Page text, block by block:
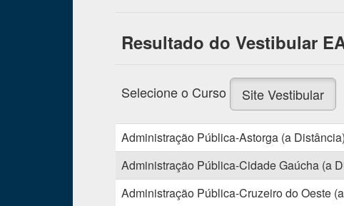
Resultado do Vestibular
Selecione o Curso Site Vestibular
Administração Pública-Astorga (a
Administração Pública-Cidade Gaúcha (a
Administração Pública-Cruzeiro do Oeste